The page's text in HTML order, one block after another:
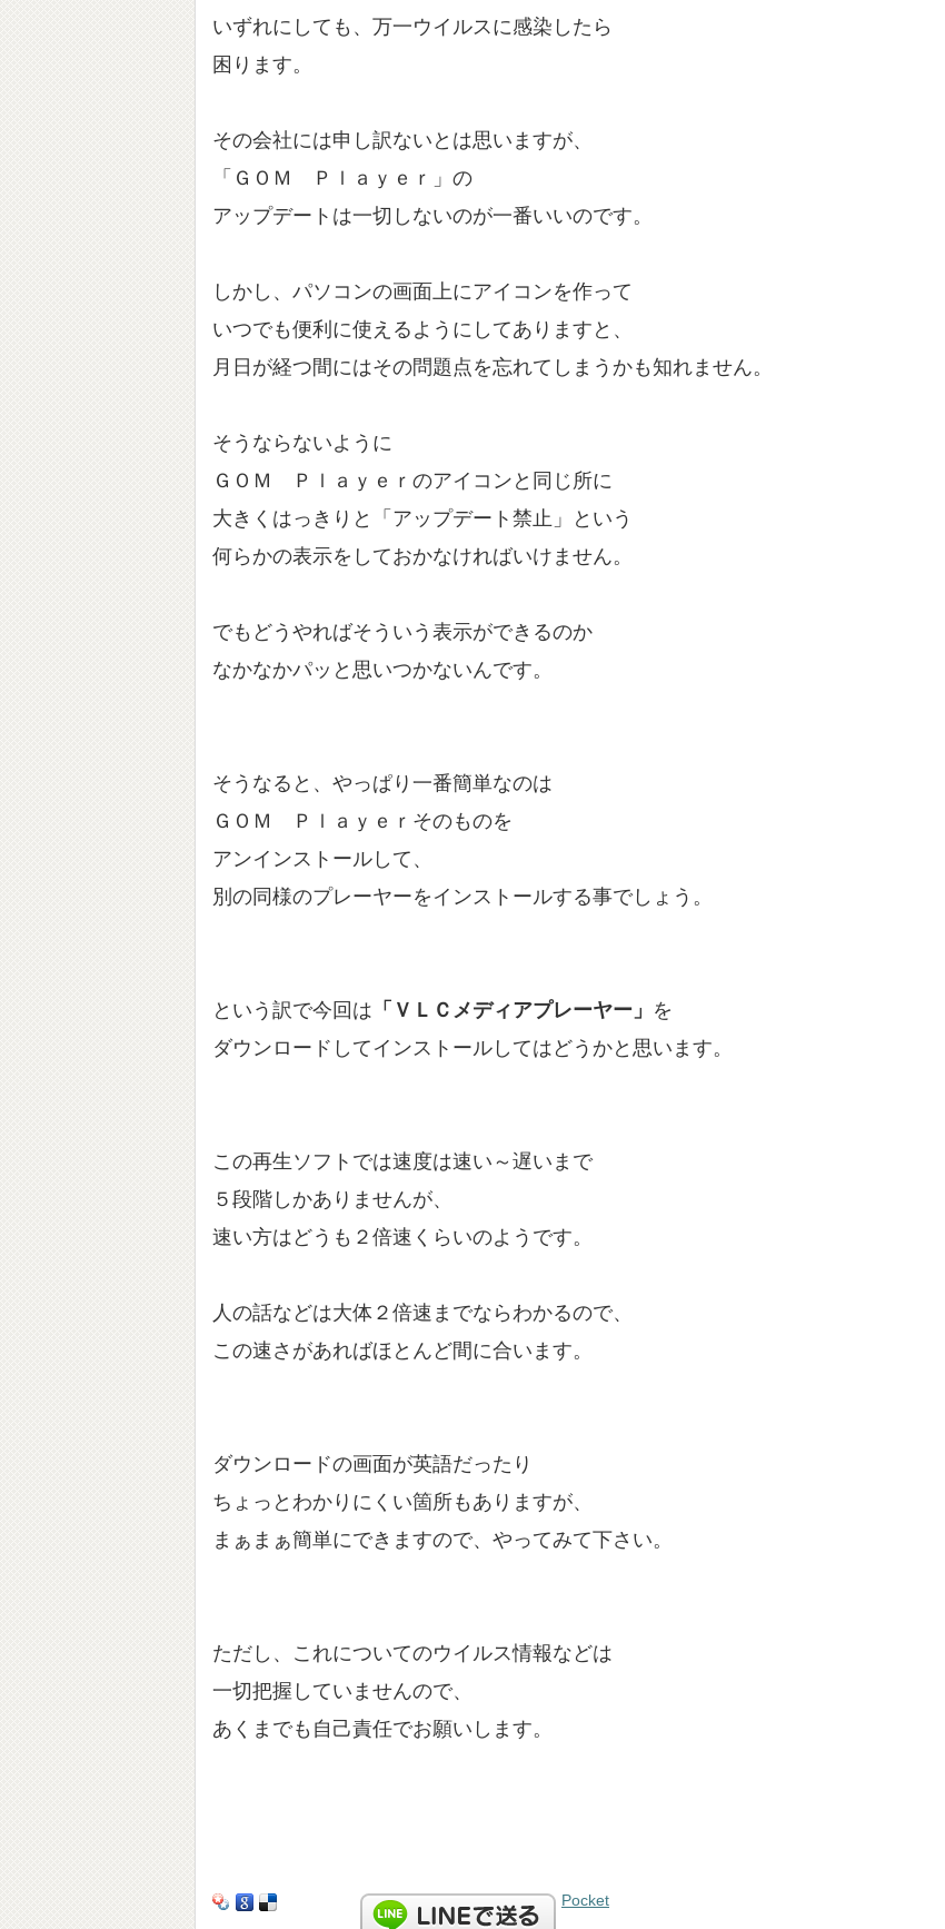
いずれにしても、万一ウイルスに感染したら
困ります。
その会社には申し訳ないとは思いますが、
「ＧＯＭ Ｐｌａｙｅｒ」の
アップデートは一切しないのが一番いいのです。
しかし、パソコンの画面上にアイコンを作って
いつでも便利に使えるようにしてありますと、
月日が経つ間にはその問題点を忘れてしまうかも知れません。
そうならないように
ＧＯＭ Ｐｌａｙｅｒのアイコンと同じ所に
大きくはっきりと「アップデート禁止」という
何らかの表示をしておかなければいけません。
でもどうやればそういう表示ができるのか
なかなかパッと思いつかないんです。
そうなると、やっぱり一番簡単なのは
ＧＯＭ Ｐｌａｙｅｒそのものを
アンインストールして、
別の同様のプレーヤーをインストールする事でしょう。
という訳で今回は 「ＶＬＣメディアプレーヤー」 を
ダウンロードしてインストールしてはどうかと思います。
この再生ソフトでは速度は速い～遅いまで
５段階しかありませんが、
速い方はどうも２倍速くらいのようです。
人の話などは大体２倍速までならわかるので、
この速さがあればほとんど間に合います。
ダウンロードの画面が英語だったり
ちょっとわかりにくい箇所もありますが、
まぁまぁ簡単にできますので、やってみて下さい。
ただし、これについてのウイルス情報などは
一切把握していませんので、
あくまでも自己責任でお願いします。
Pocket